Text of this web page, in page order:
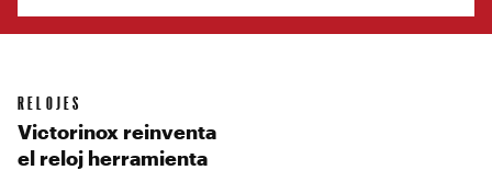
RELOJES
Victorinox reinventa
el reloj herramienta